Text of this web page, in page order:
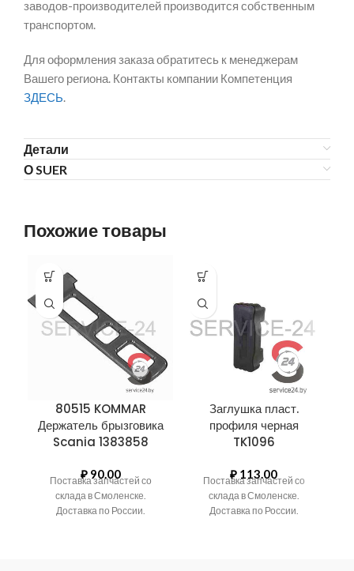
заводов-производителей производится собственным
транспортом.
Для оформления заказа обратитесь к менеджерам
Вашего региона. Контакты компании Компетенция
ЗДЕСЬ.
Детали
О SUER
Похожие товары
80515 KOMMAR
Держатель брызговика
Scania 1383858
₽90.00
Поставка запчастей со
склада в Смоленске.
Доставка по России.
Заглушка пласт.
профиля черная
TK1096
₽ 113.00
Поставка запчастей со
склада в Смоленске.
Доставка по России.